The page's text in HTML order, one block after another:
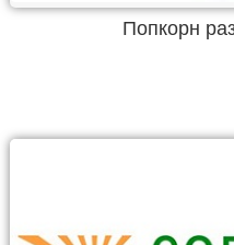
Попкорн